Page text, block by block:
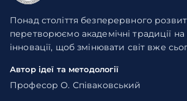
Понад століття безперервного
перетворюємо академічні традиції на
інновації, щоб змінювати світ вже
Автор ідеї та методології
Професор О. Співаковський